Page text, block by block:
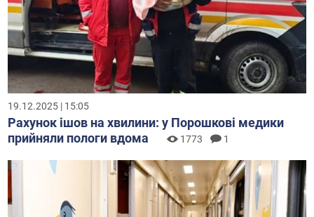
19.12.2025 | 15:05
Рахунок ішов на хвилини: у Порошкові медики
прийняли пологи вдома
1773 1